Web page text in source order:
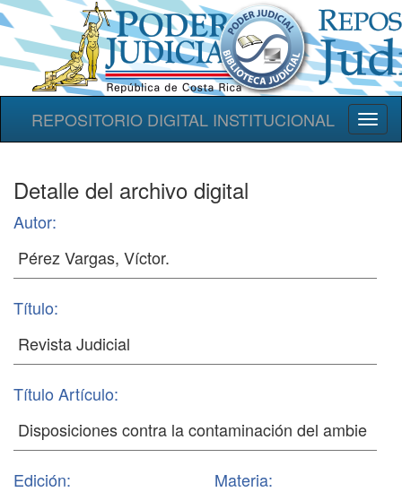
REPOSITORIO DIGITAL INSTITUCIONAL
Detalle del archivo digital
Autor:
Título:
Título Artículo:
Edición: Materia: